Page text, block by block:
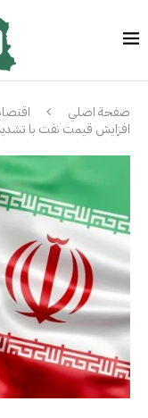
صفحة اصلي
افزایش قیمت نفت با